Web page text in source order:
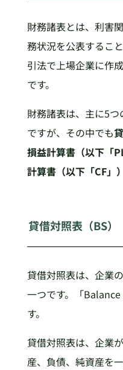
財務諸表とは、利害
務状況を公表するこ
引法で上場企業に作
です。
財務諸表は、主に5
ですが、その中でも
損益計算書（以下「
計算書（以下「CF」
貸借対照表（BS）
貸借対照表は、企業
一つです。「
す。
貸借対照表は、企業
産、負債、純資産を